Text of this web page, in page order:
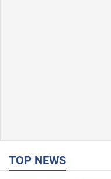
TOP NEWS